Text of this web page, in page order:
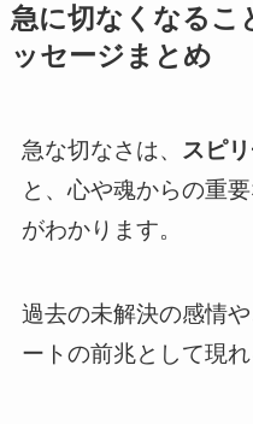
急に切なくなるこ
ッセージまとめ
急な切なさは、 スピ
と、心や魂からの重
がわかります。
過去の未解決の感情
ートの前兆として現